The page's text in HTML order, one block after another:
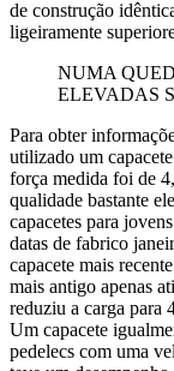
de construção
ligeiramente
NUMA
ELEVADAS
Para obter
utilizado um
força medida foi de
qualidade bastante
capacetes para
datas de fabrico
capacete mais
mais antigo apenas
reduziu a carga para
Um capacete
pedelecs com uma